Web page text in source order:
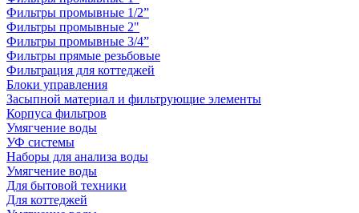
Фильтры промывные 1/2”
Фильтры промывные 2"
Фильтры промывные 3/4”
Фильтры прямые резьбовые
Фильтрация для коттеджей
Блоки управления
Засыпной материал и фильтрующие элементы
Корпуса фильтров
Умягчение воды
УФ системы
Наборы для анализа воды
Умягчение воды
Для бытовой техники
Для коттеджей